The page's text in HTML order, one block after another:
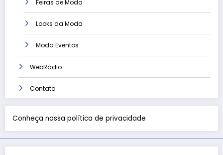
Feiras de Moda
Looks da Moda
Moda Eventos
WebRádio
Contato
Conheça nossa política de privacidade